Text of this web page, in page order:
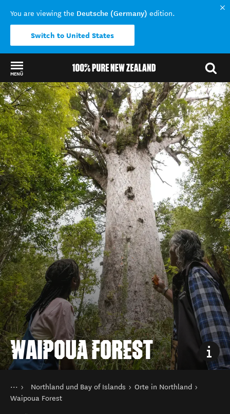
You are viewing the Deutsche (Germany) edition.
Switch to United States
MENÜ
Back to my results
WAIPOUA FOREST
Sie sind hier
Startseite
Reiseziele
Nordinsel
Northland und Bay of Islands
Orte in Northland
Waipoua Forest